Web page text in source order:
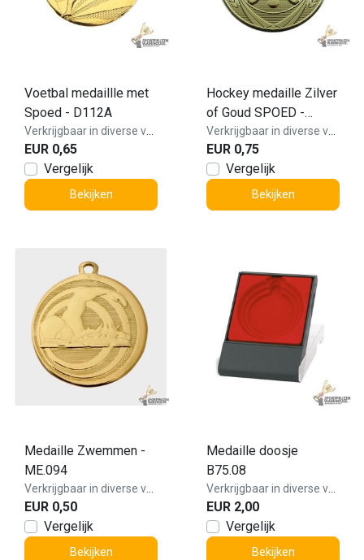
Voetbal medaillle met
Spoed - D112A
EUR 0,65
Vergelijk
Bekijken
Hockey medaille Zilver
of Goud SPOED -
ME.12-Goud
EUR 0,75
Vergelijk
Bekijken
Medaille Zwemmen -
ME.094
EUR 0,50
Vergelijk
Bekijken
Medaille doosje
B75.08
EUR 2,00
Vergelijk
Bekijken